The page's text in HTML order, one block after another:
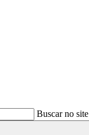
Buscar no site